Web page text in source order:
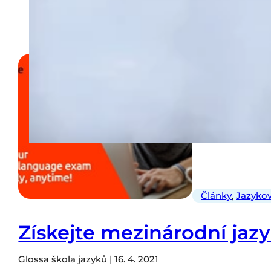
Články,
Získejte mezinárodní
Glossa škola jazyků | 16. 4. 2021